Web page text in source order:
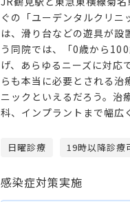
ぐの「ユーデンタルクリ
は、滑り台などの遊具が
う同院では、「0歳から
げ、あらゆるニーズに対
らも本当に必要とされる
ニックといえるだろう。治
科、インプラントまで幅広
日曜診療 19時以降診療
感染症対策実施